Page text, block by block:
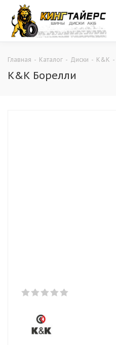
Главная - Каталог - Диски - K&K -
K&K Борелли